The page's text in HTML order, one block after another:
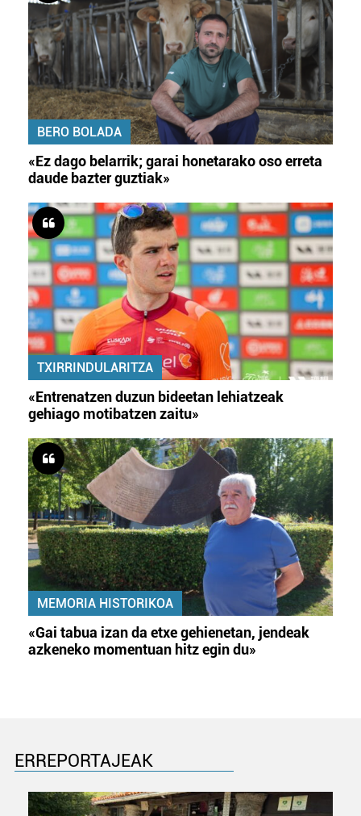
BERO BOLADA
«Ez dago belarrik; garai honetarako oso erreta
daude bazter guztiak»
TXIRRINDULARITZA
«Entrenatzen duzun bideetan lehiatzeak
gehiago motibatzen zaitu»
MEMORIA HISTORIKOA
«Gai tabua izan da etxe gehienetan, jendeak
azkeneko momentuan hitz egin du»
ERREPORTAJEAK